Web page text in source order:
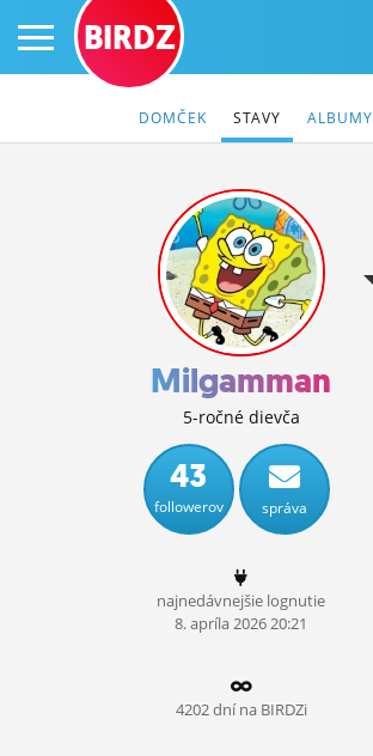
PRIHLÁS SA
ČINŽIAK
FÓRUM
STATUSY
BLOGY
OBRÁZKY
MÔJ PROFIL
ROLETA
BIRDZ
DOMČEK STAVY ALBUMY
Milgamman
5-ročné dievča
43
followerov správa
najnedávnejšie lognutie
8.apríla2026 20:21
4202 dní na BIRDZi